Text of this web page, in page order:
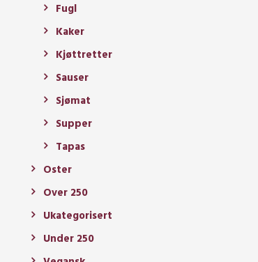
Fugl
Kaker
Kjøttretter
Sauser
Sjømat
Supper
Tapas
Oster
Over 250
Ukategorisert
Under 250